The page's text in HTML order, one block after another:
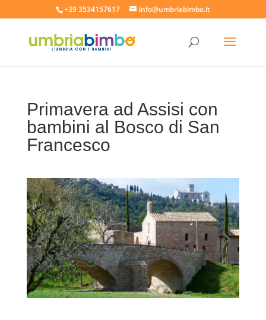
+39 3534157617 info@umbriabimbo.it
Primavera ad Assisi con
bambini al Bosco di San
Francesco